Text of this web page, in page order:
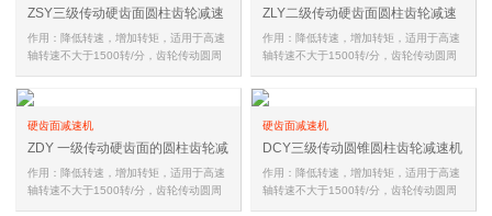
ZSY三级传动硬齿面圆柱齿轮减速
机
作用：降低转速，增加转矩，适用于高速
轴转速不大于1500转/分，齿轮传动圆周
ZLY二级传动硬齿面圆柱齿轮减速
机
作用：降低转速，增加转矩，适用于高速
轴转速不大于1500转/分，齿轮传动圆周
硬齿面减速机
ZDY 一级传动硬齿面的圆柱齿轮减
速机
作用：降低转速，增加转矩，适用于高速
轴转速不大于1500转/分，齿轮传动圆周
硬齿面减速机
DCY三级传动圆锥圆柱齿轮减速机
作用：降低转速，增加转矩，适用于高速
轴转速不大于1500转/分，齿轮传动圆周